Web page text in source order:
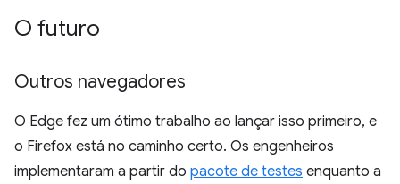
O futuro
Outros navegadores
O Edge fez um ótimo trabalho ao lançar isso primeiro, e
o Firefox está no caminho certo. Os engenheiros
implementaram a partir do pacote de testes enquanto a